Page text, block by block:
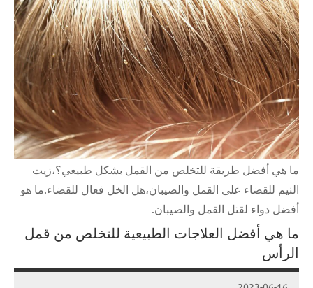
ما هي أفضل طريقة للتخلص من القمل بشكل طبيعي؟،زيت
النيم للقضاء على القمل والصيبان،هل الخل فعال للقضاء.ما هو
أفضل دواء لقتل القمل والصيبان.
ما هي أفضل العلاجات الطبيعية للتخلص من قمل
الرأس